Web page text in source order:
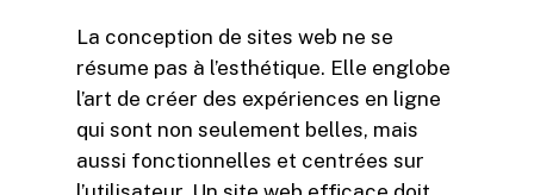
La conception de sites web ne se
résume pas à l’esthétique. Elle englobe
l’art de créer des expériences en ligne
qui sont non seulement belles, mais
aussi fonctionnelles et centrées sur